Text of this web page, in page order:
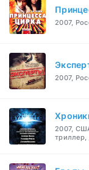
2007,
2007,
2007,
триллер,